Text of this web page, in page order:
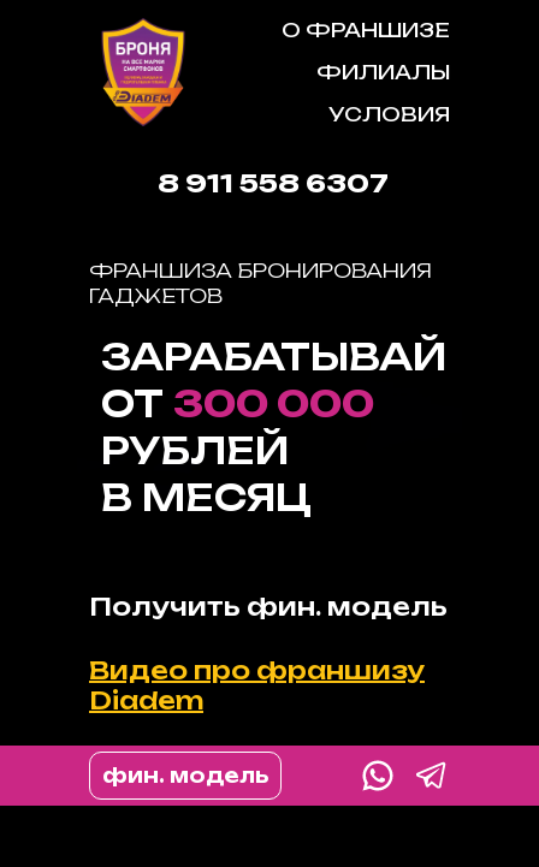
8 911 558 6307
Получить фин. модель
ЗАРАБАТЫВАЙ
ОТ 300 000
РУБЛЕЙ
В МЕСЯЦ
ФРАНШИЗА БРОНИРОВАНИЯ
ГАДЖЕТОВ
Видео про франшизу
Diadem
О ФРАНШИЗЕ
ФИЛИАЛЫ
УСЛОВИЯ
фин. модель